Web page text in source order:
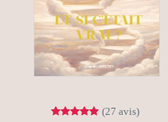
(27 avis)